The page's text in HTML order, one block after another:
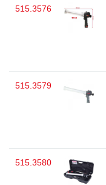
515.3576
515.3579
515.3580